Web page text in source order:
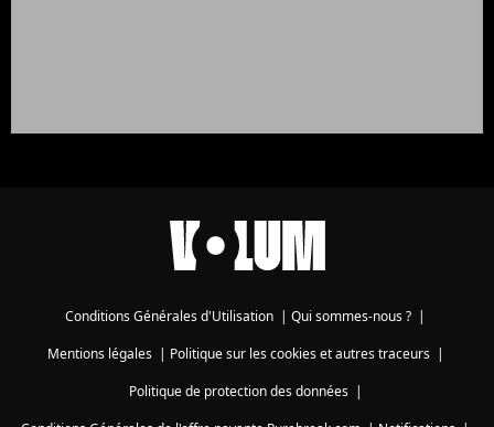
Conditions Générales d'Utilisation | Qui sommes-nous ? |
Mentions légales| Politique sur les cookies et autres traceurs|
Politique de protection des données|